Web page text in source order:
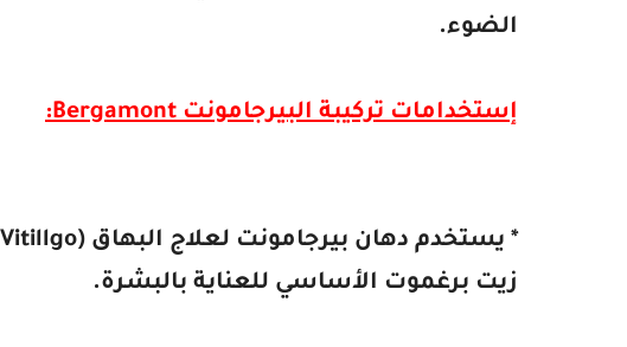
الضوء.
إستخدامات تركيبة البيرجامونتBergamont
:
* يستخدم دهان بيرجامونت لعلاج البهاق (Vitillgo
زيت برغموت الأساسي للعناية بالبشرة.